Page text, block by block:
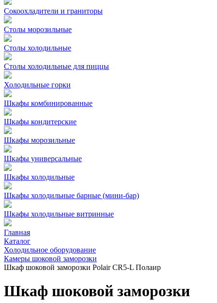
Сокоохладители и граниторы
Столы морозильные
Столы холодильные
Столы холодильные для пиццы
Холодильные горки
Шкафы комбинированные
Шкафы кондитерские
Шкафы морозильные
Шкафы универсальные
Шкафы холодильные
Шкафы холодильные барные (мини-бар)
Шкафы холодильные витринные
Главная
Каталог
Холодильное оборудование
Камеры шоковой заморозки
Шкаф шоковой заморозки Polair CR5-L Полаир
Шкаф шоковой заморозки